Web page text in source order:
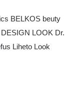
BELKOS beuty
DESIGN LOOK Dr.
Liheto Look